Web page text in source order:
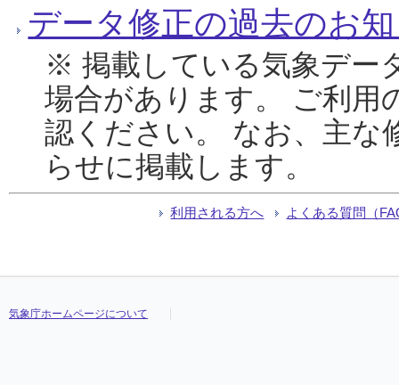
データ修正の過去のお
※ 掲載している気象デー
場合があります。 ご利用
認ください。 なお、主な
らせに掲載します。
利用される方へ よくある質問（
気象庁ホームページについて